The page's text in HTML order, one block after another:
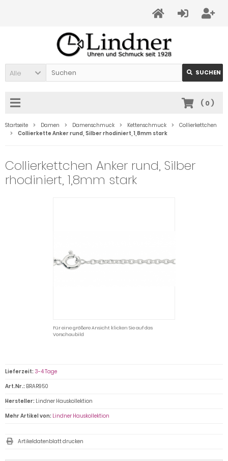
Alle SUCHEN
( 0)
Startseite Damen Damenschmuck Kettenschmuck
Collierkettchen
Collierkette Anker rund, Silber rhodiniert, 1,8mm stark
Collierkettchen Anker rund, Silber
rhodiniert, 1,8mm stark
Für eine größere Ansicht klicken Sie auf das
Vorschaubild
Lieferzeit: 3-4 Tage
Art.Nr.: BRAR950
Hersteller: Lindner Hauskollektion
Mehr Artikel von: Lindner Hauskollektion
Artikeldatenblatt drucken